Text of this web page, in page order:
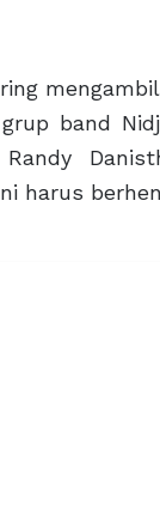
mengambil
band
harus